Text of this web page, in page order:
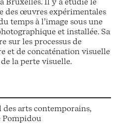
des œuvres expérimentales
temps à l’image sous une
et installée. Sa
sur les processus de
et de concaténation visuelle
la perte visuelle.
arts contemporains,